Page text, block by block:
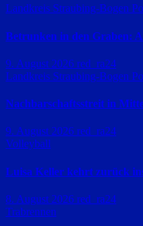
Landkreis Straubing-Bogen
Betrunken in den Graben:
9. August 2026 red_ra24
Landkreis Straubing-Bogen
Nachbarschaftsstreit in
9. August 2026 red_ra24
Volleyball
Luisa Keller kehrt zurück
8. August 2026 red_ra24
Trabrennen